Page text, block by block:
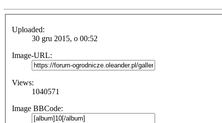
Uploaded:
30 gru 2015, o 00:52
Image-URL:
Views:
1040571
Image BBCode: